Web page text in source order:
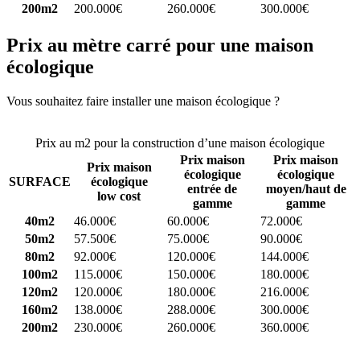
200m2
200.000€ 260.000€ 300.000€
Prix au mètre carré pour une maison
écologique
Vous souhaitez faire installer une maison écologique ?
Prix au m2 pour la construction d’une maison écologique
SURFACE
Prix maison
écologique
low cost
Prix maison
écologique
entrée de
gamme
Prix maison
écologique
moyen/haut de
gamme
40m2
46.000€ 60.000€
72.000€
50m2
57.500€ 75.000€
90.000€
80m2
92.000€ 120.000€
144.000€
100m2
115.000€ 150.000€
180.000€
120m2
120.000€ 180.000€
216.000€
160m2
138.000€ 288.000€
300.000€
200m2
230.000€ 260.000€ 360.000€